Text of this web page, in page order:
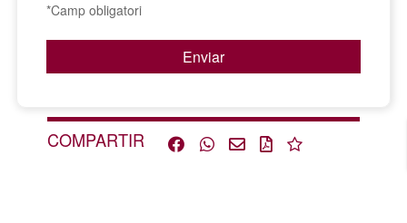
*Camp obligatori
COMPARTIR